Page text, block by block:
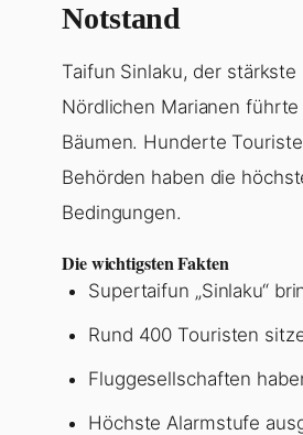
Notstand
Taifun Sinlaku, der
Nördlichen Marianen
Bäumen. Hunderte
Behörden haben die
Bedingungen.
Die wichtigsten Fakten
Supertaifun „Sinlaku“
Rund 400 Touristen
Fluggesellschaften
Höchste Alarmstufe